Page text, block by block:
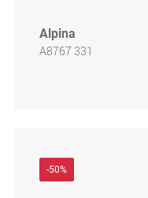
Alpina
A8767 331
-50%